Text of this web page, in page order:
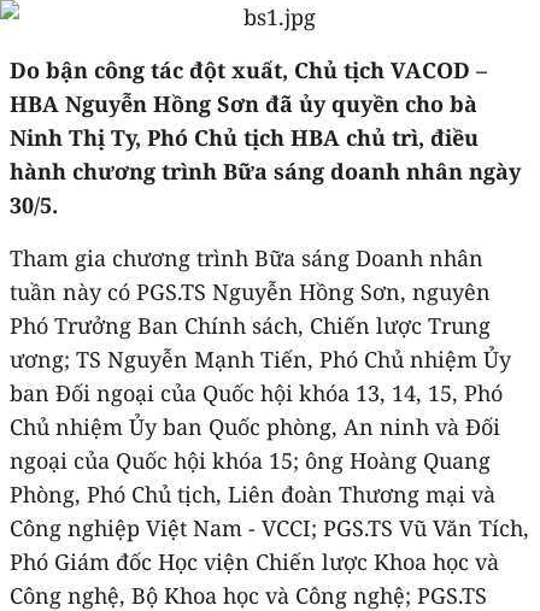
Do bận công tác đột xuất, Chủ tịch VACOD –
HBA Nguyễn Hồng Sơn đã ủy quyền cho bà
Ninh Thị Ty, Phó Chủ tịch HBA chủ trì, điều
hành chương trình Bữa sáng doanh nhân ngày
30/5.
Tham gia chương trình Bữa sáng Doanh nhân
tuần này có PGS.TS Nguyễn Hồng Sơn, nguyên
Phó Trưởng Ban Chính sách, Chiến lược Trung
ương; TS Nguyễn Mạnh Tiến, Phó Chủ nhiệm Ủy
ban Đối ngoại của Quốc hội khóa 13, 14, 15, Phó
Chủ nhiệm Ủy ban Quốc phòng, An ninh và Đối
ngoại của Quốc hội khóa 15; ông Hoàng Quang
Phòng, Phó Chủ tịch, Liên đoàn Thương mại và
Công nghiệp Việt Nam - VCCI; PGS.TS Vũ Văn Tích,
Phó Giám đốc Học viện Chiến lược Khoa học và
Công nghệ, Bộ Khoa học và Công nghệ; PGS.TS